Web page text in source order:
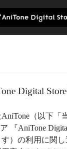
Digital
（以下「
『AniTone
）の利用に関し